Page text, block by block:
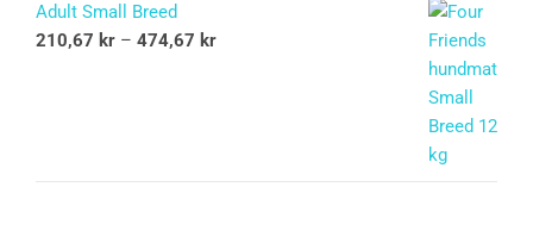
Adult Small Breed
210,67 kr – 474,67 kr